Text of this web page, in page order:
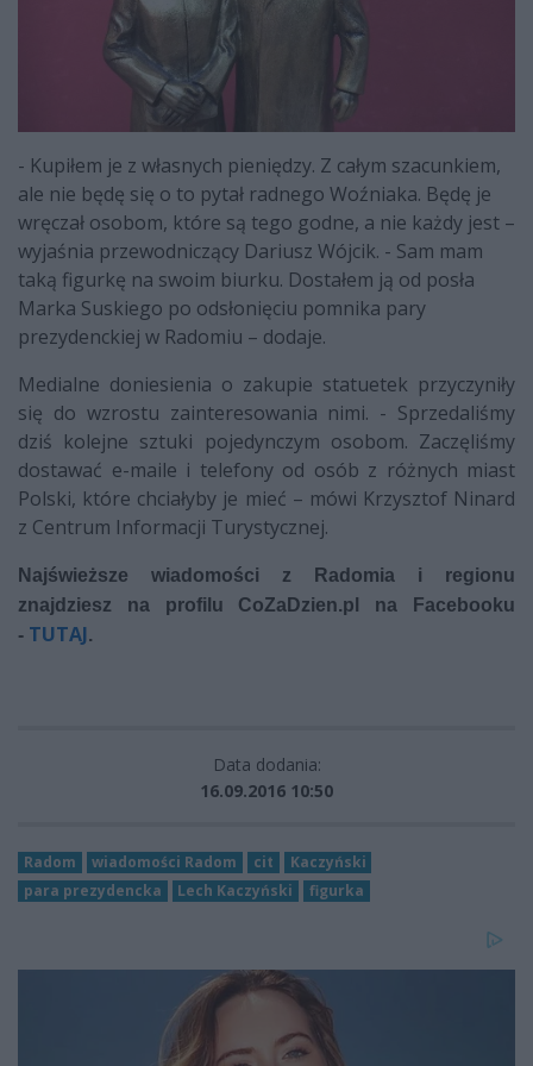
- Kupiłem je z własnych pieniędzy. Z całym szacunkiem,
ale nie będę się o to pytał radnego Woźniaka. Będę je
wręczał osobom, które są tego godne, a nie każdy jest –
wyjaśnia przewodniczący Dariusz Wójcik. - Sam mam
taką figurkę na swoim biurku. Dostałem ją od posła
Marka Suskiego po odsłonięciu pomnika pary
prezydenckiej w Radomiu – dodaje.
Medialne doniesienia o zakupie statuetek przyczyniły
się do wzrostu zainteresowania nimi. - Sprzedaliśmy
dziś kolejne sztuki pojedynczym osobom. Zaczęliśmy
dostawać e-maile i telefony od osób z różnych miast
Polski, które chciałyby je mieć – mówi Krzysztof Ninard
z Centrum Informacji Turystycznej.
Najświeższe wiadomości z Radomia i regionu
znajdziesz na profilu CoZaDzien.pl na Facebooku
- TUTAJ.
Data dodania:
16.09.2016 10:50
Radom wiadomości Radom cit
Kaczyński
para prezydencka
Lech Kaczyński figurka